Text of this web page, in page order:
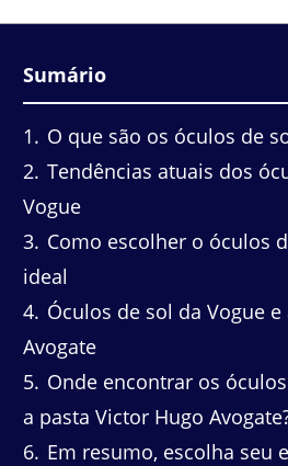
Sumário
1
O que são os óculos de
2 Tendências atuais dos
Vogue
3 Como escolher o óculos
ideal
4 Óculos de sol da Vogue
Avogate
5 Onde encontrar os
a pasta Victor Hugo
6 Em resumo, escolha seu